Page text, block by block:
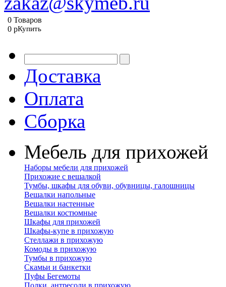
0 Товаров
0 pКупить
Доставка
Оплата
Сборка
Мебель для прихожей
Наборы мебели для прихожей
Прихожие с вешалкой
Тумбы, шкафы для обуви, обувницы, галошницы
Вешалки напольные
Вешалки настенные
Вешалки костюмные
Шкафы для прихожей
Шкафы-купе в прихожую
Стеллажи в прихожую
Комоды в прихожую
Тумбы в прихожую
Скамьи и банкетки
Пуфы Бегемоты
Полки, антресоли в прихожую